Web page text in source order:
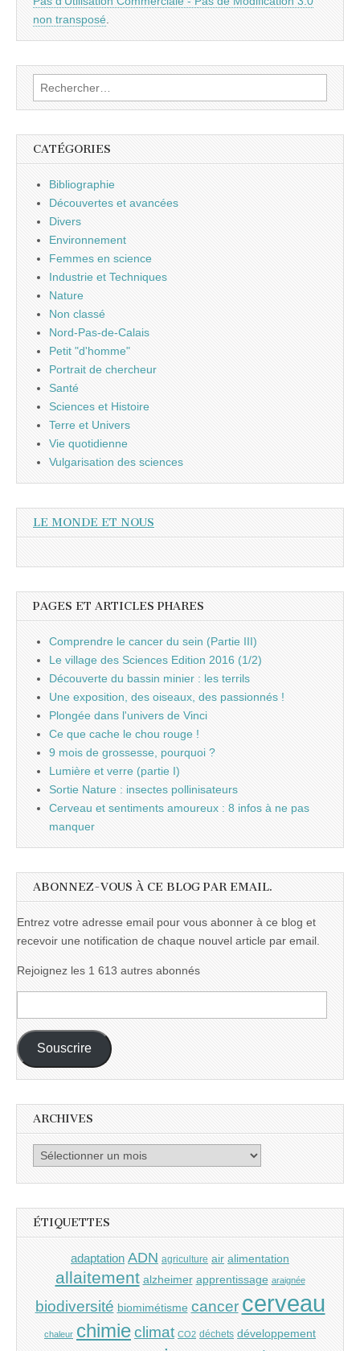
non transposé
Rechercher :
CATÉGORIES
Bibliographie
Découvertes et avancées
Divers
Environnement
Femmes en science
Industrie et Techniques
Nature
Non classé
Nord-Pas-de-Calais
Petit "d'homme"
Portrait de chercheur
Santé
Sciences et Histoire
Terre et Univers
Vie quotidienne
Vulgarisation des sciences
LE MONDE ET NOUS
PAGES ET ARTICLES PHARES
Comprendre le cancer du sein (Partie III)
Le village des Sciences Edition 2016 (1/2)
Découverte du bassin minier : les terrils
Une exposition, des oiseaux, des passionnés !
Plongée dans l'univers de Vinci
Ce que cache le chou rouge !
9 mois de grossesse, pourquoi ?
Lumière et verre (partie I)
Sortie Nature : insectes pollinisateurs
Cerveau et sentiments amoureux : 8 infos à ne pas
manquer
ABONNEZ-VOUS À CE BLOG PAR EMAIL.
Entrez votre adresse email pour vous abonner à ce blog et
recevoir une notification de chaque nouvel article par email.
Rejoignez les 1 613 autres abonnés
e-
mail :
Souscrire
ARCHIVES
Archives
ÉTIQUETTES
adaptation ADN agriculture air alimentation
allaitement alzheimer apprentissage araignée
biodiversité biomimétisme cancer cerveau
chaleur chimieclimat CO2 déchets développement